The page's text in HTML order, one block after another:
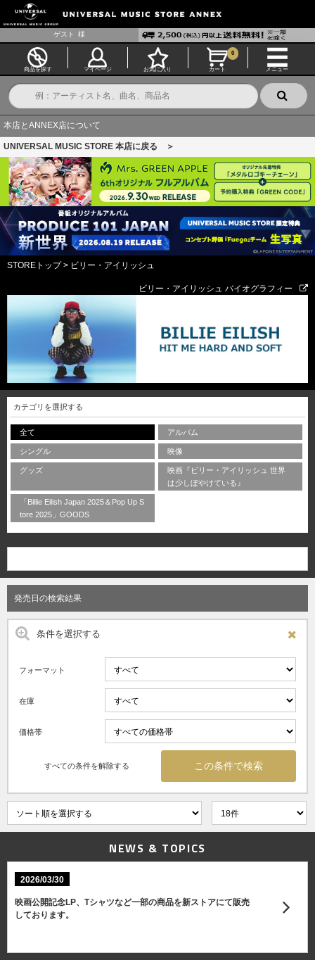
ゲスト 様
商品を探す マイページ お気に入り カート
0
メニュー
本店とANNEX店について
UNIVERSAL MUSIC STORE 本店に戻る ＞
STOREトップ> ビリー・アイリッシュ
ビリー・アイリッシュ バイオグラフィー
カテゴリを選択する
全て アルバム
シングル 映像
グッズ
映画『ビリー・アイリッシュ 世界
は少しぼやけている』
「Billie Eilish Japan 2025＆Pop Up S
tore 2025」GOODS
発売日の検索結果
条件を選択する
フォーマット
在庫
価格帯
すべての条件を解除する
NEWS & TOPICS
2026/03/30
映画公開記念LP、Tシャツなど一部の商品を新ストアにて販売
しております。